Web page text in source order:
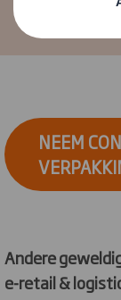
NEEM
Andere
e-retail &